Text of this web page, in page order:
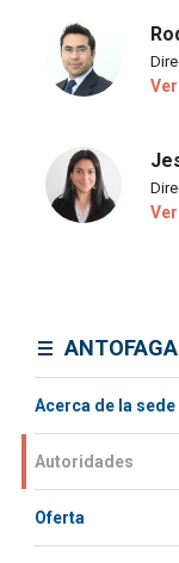
Acerca de la sede
Autoridades
Oferta